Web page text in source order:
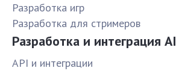
Разработка игр
Разработка для стримеров
Разработка и интеграция AI
API и интеграции